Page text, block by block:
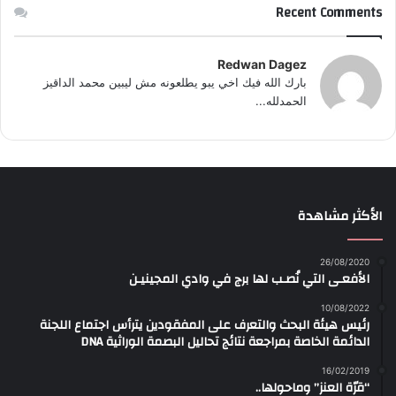
Recent Comments
Redwan Dagez
بارك الله فيك اخي يبو يطلعونه مش ليبين محمد الداقيز
الحمدلله...
الأكثر مشاهدة
26/08/2020
الأفعـى التي نُصـب لها برج في وادي المجينيـن
10/08/2022
رئيس هيئة البحث والتعرف على المفقودين يترأس اجتماع اللجنة
الدائمة الخاصة بمراجعة نتائج تحاليل البصمة الوراثية DNA
16/02/2019
“قرّة العنز” وماحولها..